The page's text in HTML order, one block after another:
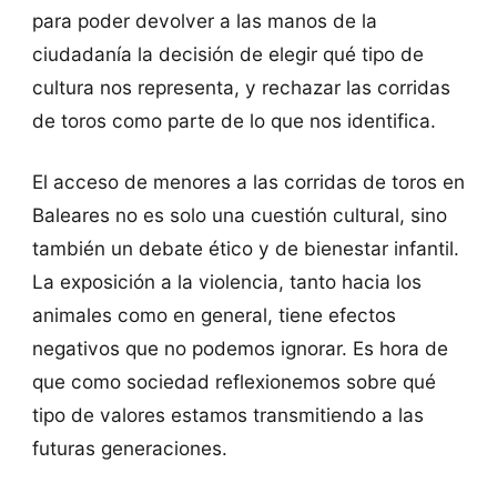
para poder devolver a las manos de la
ciudadanía la decisión de elegir qué tipo de
cultura nos representa, y rechazar las corridas
de toros como parte de lo que nos identifica.
El acceso de menores a las corridas de toros en
Baleares no es solo una cuestión cultural, sino
también un debate ético y de bienestar infantil.
La exposición a la violencia, tanto hacia los
animales como en general, tiene efectos
negativos que no podemos ignorar. Es hora de
que como sociedad reflexionemos sobre qué
tipo de valores estamos transmitiendo a las
futuras generaciones.